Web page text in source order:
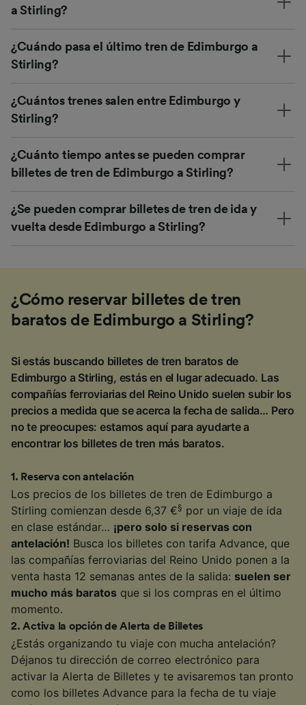
a Stirling?
¿Cuándo pasa el último tren de Edimburgo a
Stirling?
¿Cuántos trenes salen entre Edimburgo y
Stirling?
¿Cuánto tiempo antes se pueden comprar
billetes de tren de Edimburgo a Stirling?
¿Se pueden comprar billetes de tren de ida y
vuelta desde Edimburgo a Stirling?
¿Cómo reservar billetes de tren
baratos de Edimburgo a Stirling?
Si estás buscando billetes de tren baratos de
Edimburgo a Stirling, estás en el lugar adecuado. Las
compañías ferroviarias del Reino Unido suelen subir los
precios a medida que se acerca la fecha de salida… Pero
no te preocupes: estamos aquí para ayudarte a
encontrar los billetes de tren más baratos.
1 . Reserva con antelación
Los precios de los billetes de tren de Edimburgo a
Stirling comienzan desde 6,37 €§ por un viaje de ida
en clase estándar… ¡pero solo si reservas con
antelación! Busca los billetes con tarifa Advance, que
las compañías ferroviarias del Reino Unido ponen a la
venta hasta 12 semanas antes de la salida: suelen ser
mucho más baratos que si los compras en el último
momento.
2.Activa la opción de Alerta de Billetes
¿Estás organizando tu viaje con mucha antelación?
Déjanos tu dirección de correo electrónico para
activar la Alerta de Billetes y te avisaremos tan pronto
como los billetes Advance para la fecha de tu viaje